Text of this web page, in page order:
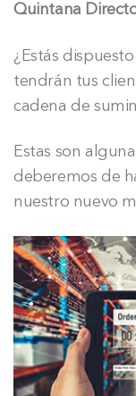
Quintana
¿Estás
tendrán tus
cadena de
Estas son
deberemos de
nuestro nuevo